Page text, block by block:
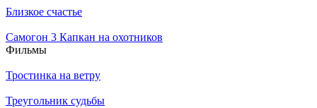
Близкое счастье
Самогон 3 Капкан на охотников
Филь­мы
Тростинка на ветру
Треугольник судьбы